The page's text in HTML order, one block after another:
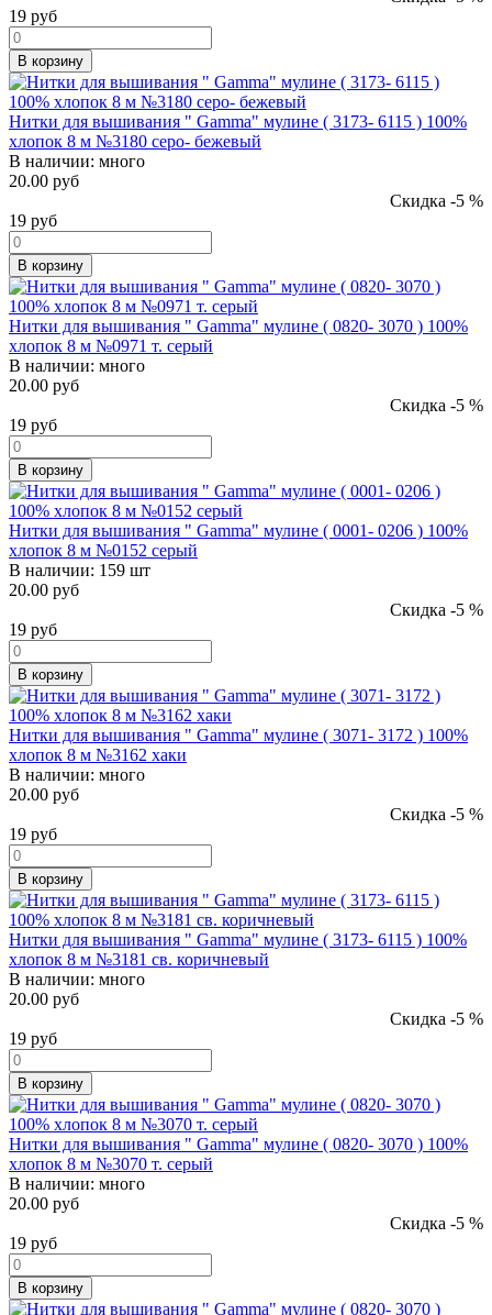
19 руб
В корзину
Нитки для вышивания " Gamma" мулине ( 3173- 6115 ) 100%
хлопок 8 м №3180 серо- бежевый
В наличии: много
20.00 руб
Скидка -5 %
19 руб
В корзину
Нитки для вышивания " Gamma" мулине ( 0820- 3070 ) 100%
хлопок 8 м №0971 т. серый
В наличии: много
20.00 руб
Скидка -5 %
19 руб
В корзину
Нитки для вышивания " Gamma" мулине ( 0001- 0206 ) 100%
хлопок 8 м №0152 серый
В наличии: 159 шт
20.00 руб
Скидка -5 %
19 руб
В корзину
Нитки для вышивания " Gamma" мулине ( 3071- 3172 ) 100%
хлопок 8 м №3162 хаки
В наличии: много
20.00 руб
Скидка -5 %
19 руб
В корзину
Нитки для вышивания " Gamma" мулине ( 3173- 6115 ) 100%
хлопок 8 м №3181 св. коричневый
В наличии: много
20.00 руб
Скидка -5 %
19 руб
В корзину
Нитки для вышивания " Gamma" мулине ( 0820- 3070 ) 100%
хлопок 8 м №3070 т. серый
В наличии: много
20.00 руб
Скидка -5 %
19 руб
В корзину